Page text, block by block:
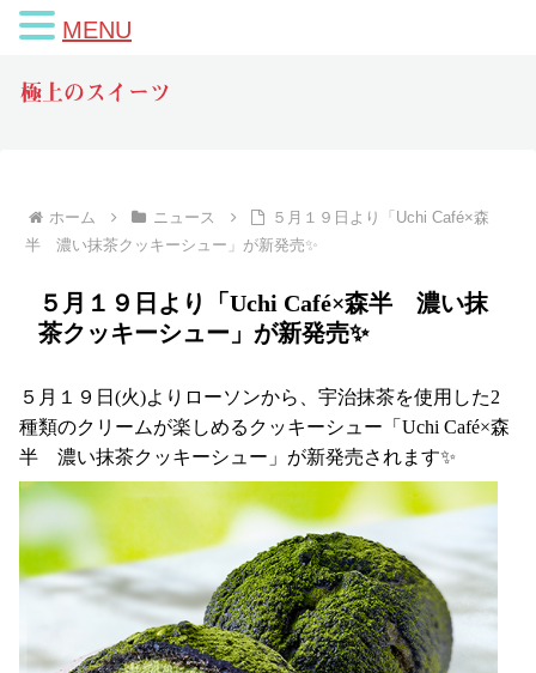
極上のスイーツ
ホーム ニュース
５月１９日より「Uchi Café×森
半 濃い抹茶クッキーシュー」が新発売✨
５月１９日より「Uchi Café×森半 濃い抹
茶クッキーシュー」が新発売✨
５月１９日(火)よりローソンから、宇治抹茶を使用した2
種類のクリームが楽しめるクッキーシュー「Uchi Café×森
半 濃い抹茶クッキーシュー」が新発売されます✨
MENU